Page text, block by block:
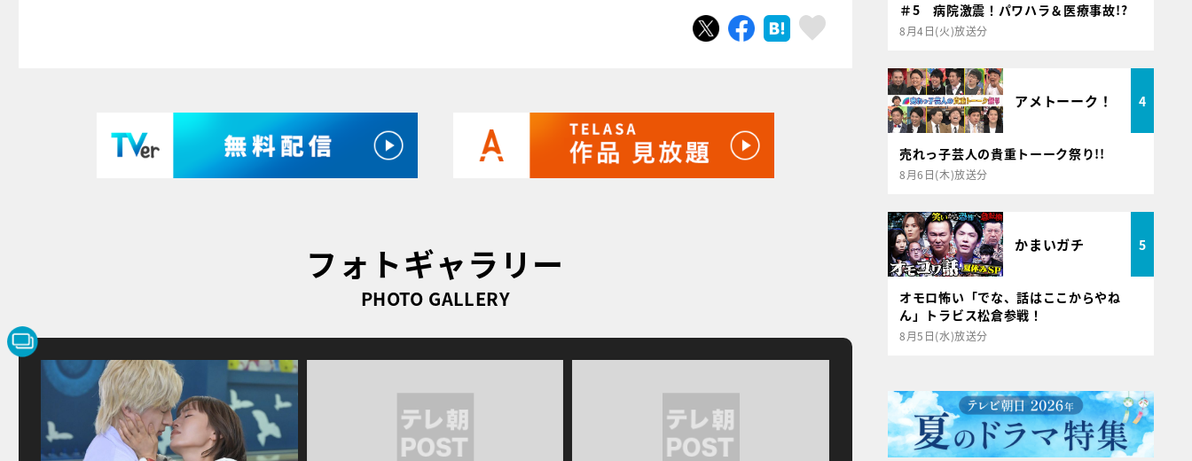
ツイートシェア はてブ
フォトギャラリー
PHOTO GALLERY
＃5 病院激震！パワハラ＆医療事故!?
8月4日(火)放送分
アメトーーク！ 4
売れっ子芸人の貴重トーーク祭り!!
8月6日(木)放送分
かまいガチ 5
オモロ怖い「でな、話はここからやね
ん」トラビス松倉参戦！
8月5日(水)放送分